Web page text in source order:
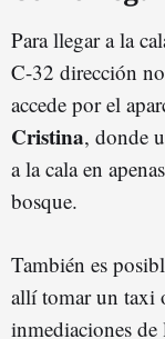
Para llegar a la
C-32 dirección
accede por el
Cristina, donde
a la cala en
bosque.
También es
allí tomar un taxi
inmediaciones de